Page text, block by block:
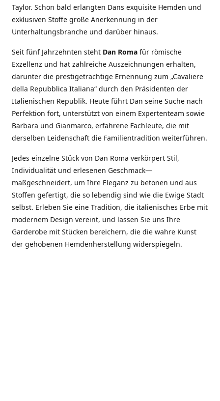
Taylor. Schon bald erlangten Dans exquisite Hemden und
exklusiven Stoffe große Anerkennung in der
Unterhaltungsbranche und darüber hinaus.
Seit fünf Jahrzehnten steht Dan Roma für römische
Exzellenz und hat zahlreiche Auszeichnungen erhalten,
darunter die prestigeträchtige Ernennung zum „Cavaliere
della Repubblica Italiana“ durch den Präsidenten der
Italienischen Republik. Heute führt Dan seine Suche nach
Perfektion fort, unterstützt von einem Expertenteam sowie
Barbara und Gianmarco, erfahrene Fachleute, die mit
derselben Leidenschaft die Familientradition weiterführen.
Jedes einzelne Stück von Dan Roma verkörpert Stil,
Individualität und erlesenen Geschmack—
maßgeschneidert, um Ihre Eleganz zu betonen und aus
Stoffen gefertigt, die so lebendig sind wie die Ewige Stadt
selbst. Erleben Sie eine Tradition, die italienisches Erbe mit
modernem Design vereint, und lassen Sie uns Ihre
Garderobe mit Stücken bereichern, die die wahre Kunst
der gehobenen Hemdenherstellung widerspiegeln.